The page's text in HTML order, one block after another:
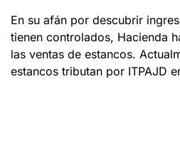
En su afán por descubrir
tienen controlados, Hacienda
las ventas de estancos.
estancos tributan por ITPAJD